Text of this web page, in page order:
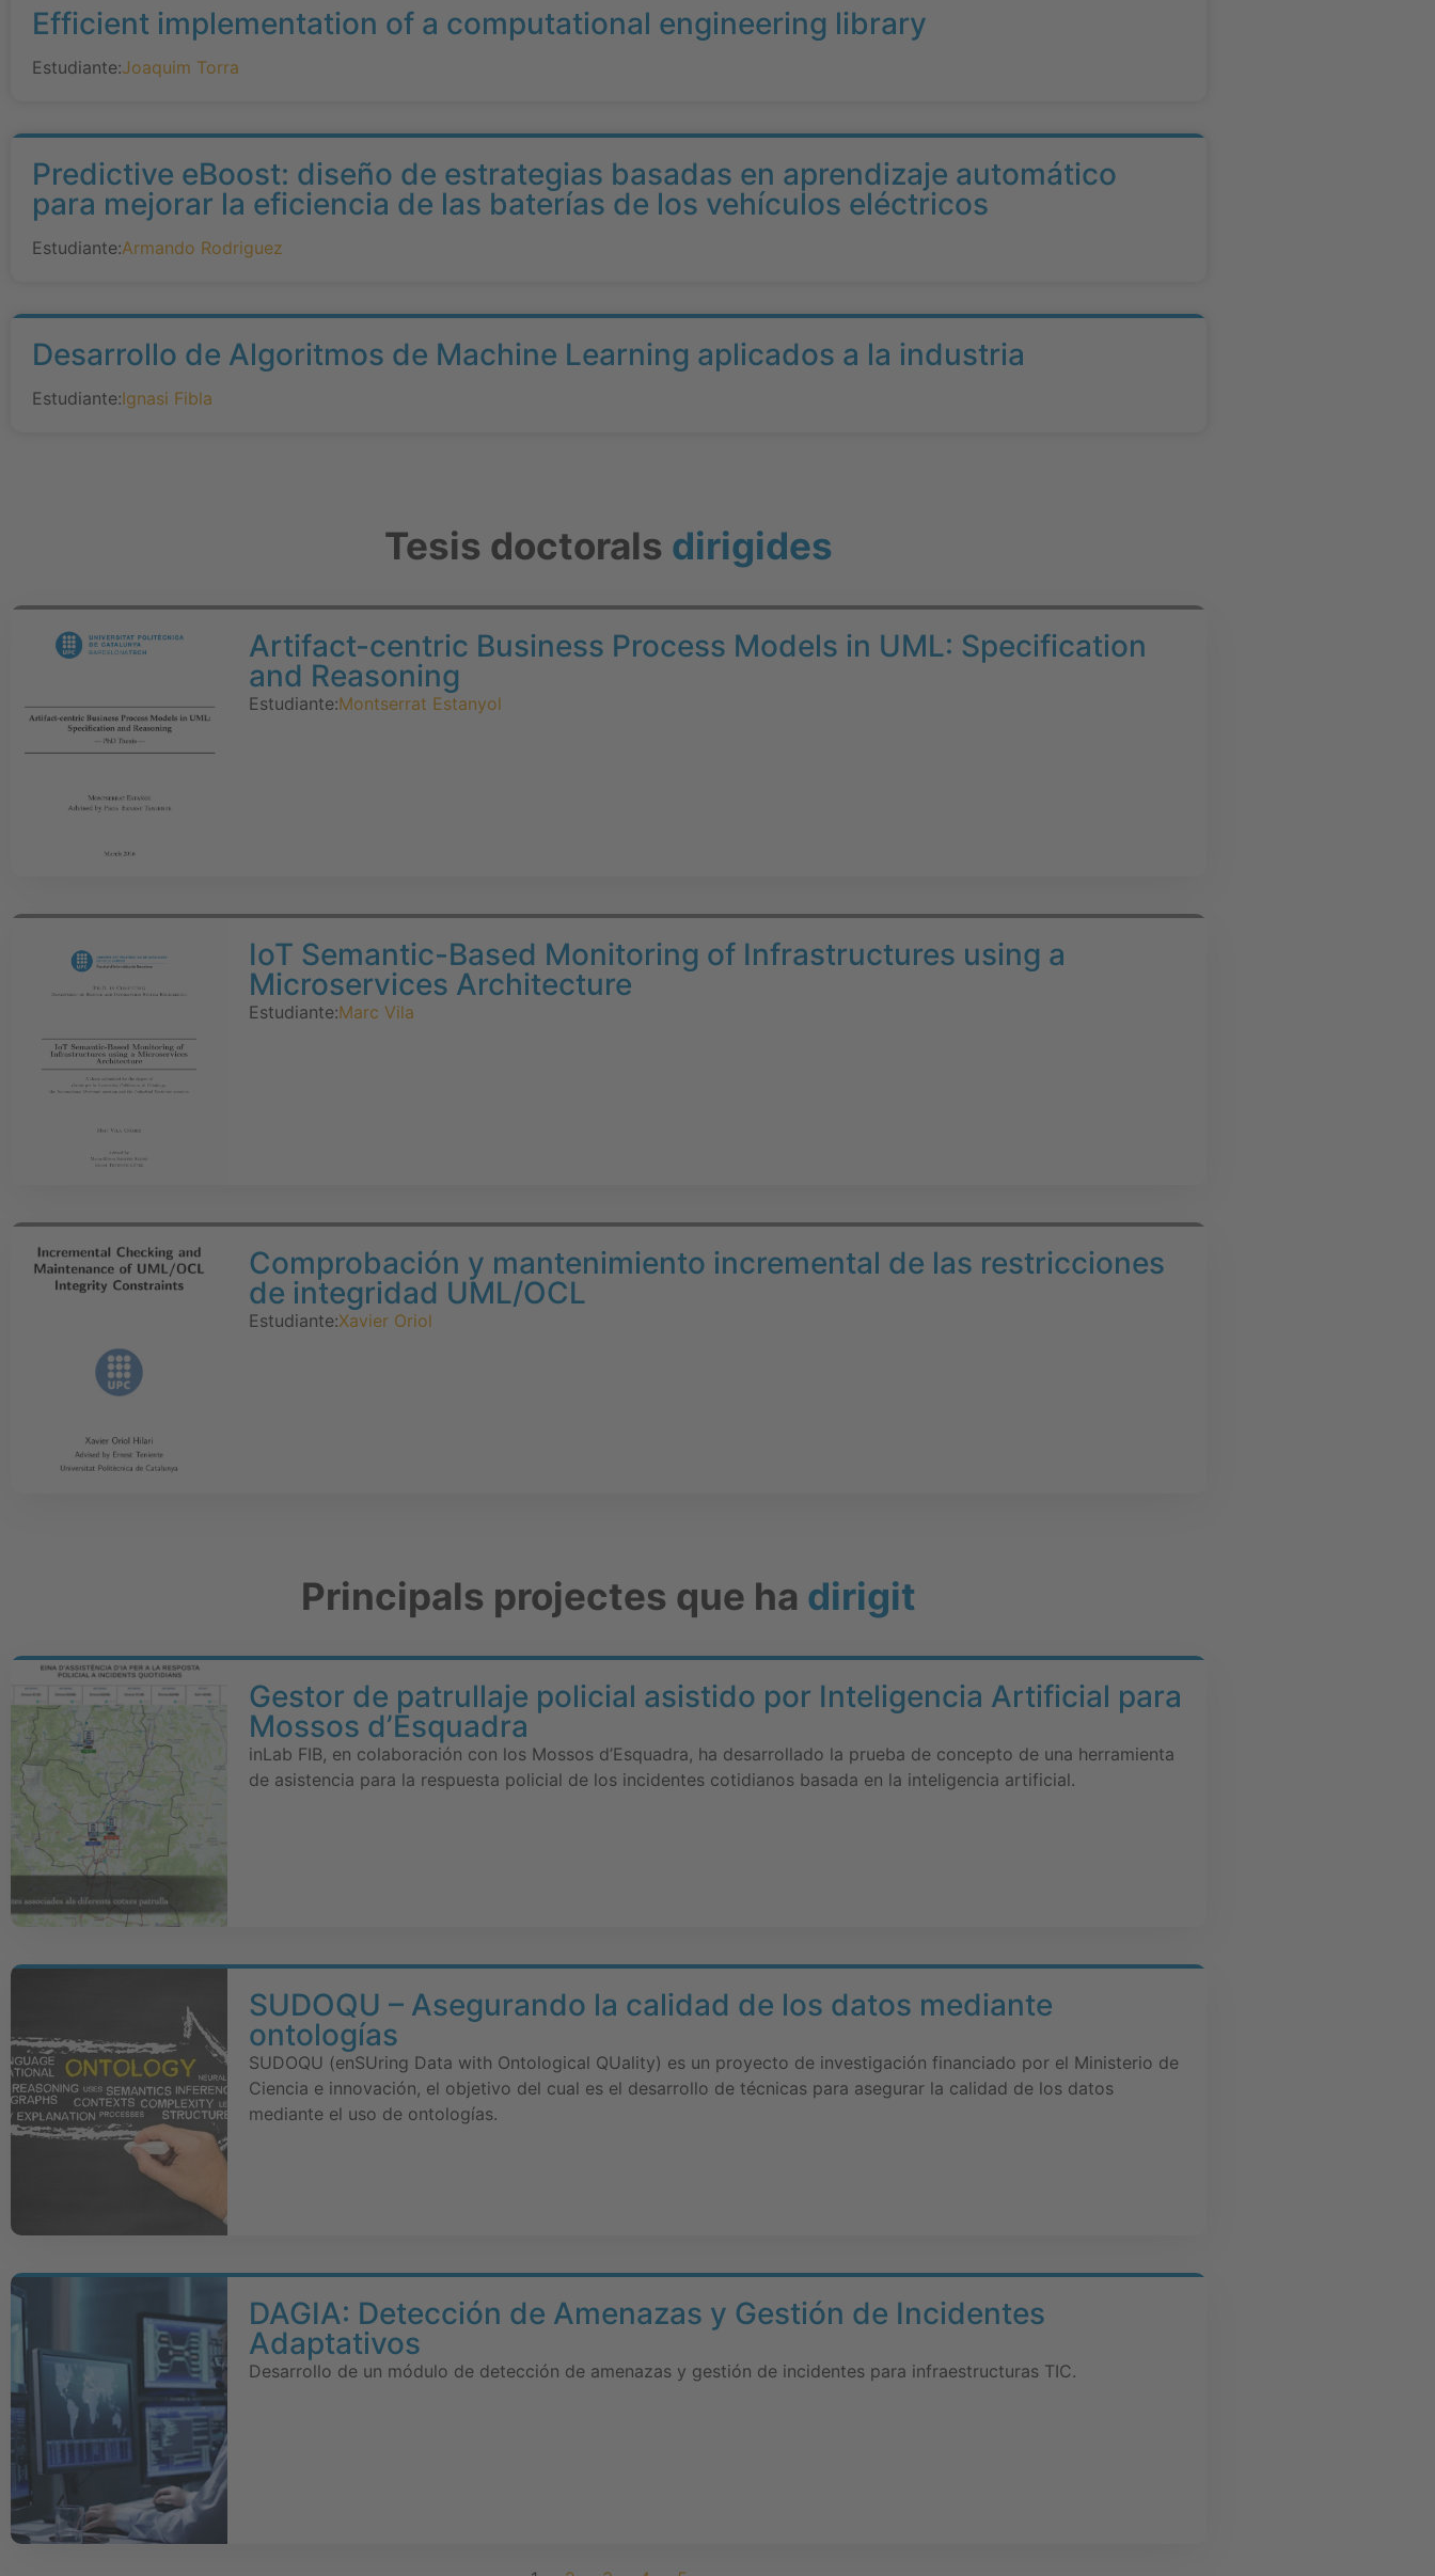
Efficient implementation of a computational engineering library
Estudiante:Joaquim Torra
Predictive eBoost: diseño de estrategias basadas en aprendizaje automático
para mejorar la eficiencia de las baterías de los vehículos eléctricos
Estudiante:Armando Rodriguez
Desarrollo de Algoritmos de Machine Learning aplicados a la industria
Estudiante:Ignasi Fibla
Tesis doctorals dirigides
Artifact-centric Business Process Models in UML: Specification
and Reasoning
Estudiante:Montserrat Estanyol
IoT Semantic-Based Monitoring of Infrastructures using a
Microservices Architecture
Estudiante:Marc Vila
Comprobación y mantenimiento incremental de las restricciones
de integridad UML/OCL
Estudiante:Xavier Oriol
Principals projectes que ha dirigit
Gestor de patrullaje policial asistido por Inteligencia Artificial para
Mossos d’Esquadra
inLab FIB, en colaboración con los Mossos d’Esquadra, ha desarrollado la prueba de concepto de una herramienta
de asistencia para la respuesta policial de los incidentes cotidianos basada en la inteligencia artificial.
SUDOQU – Asegurando la calidad de los datos mediante
ontologías
SUDOQU (enSUring Data with Ontological QUality) es un proyecto de investigación financiado por el Ministerio de
Ciencia e innovación, el objetivo del cual es el desarrollo de técnicas para asegurar la calidad de los datos
mediante el uso de ontologías.
DAGIA: Detección de Amenazas y Gestión de Incidentes
Adaptativos
Desarrollo de un módulo de detección de amenazas y gestión de incidentes para infraestructuras TIC.